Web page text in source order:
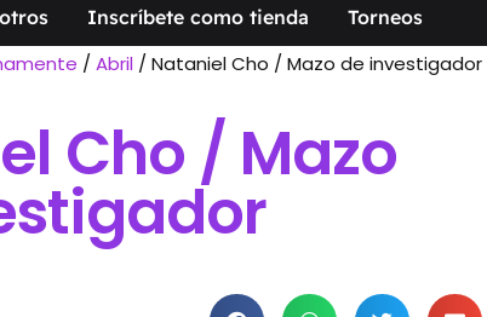
Inscríbete como tienda Torneos
/ Abril / Nataniel Cho / Mazo de investigador
Cho / Mazo